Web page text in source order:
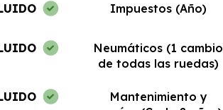
Impuestos (Año)
Neumáticos (1 cambio
de todas las ruedas)
Mantenimiento y